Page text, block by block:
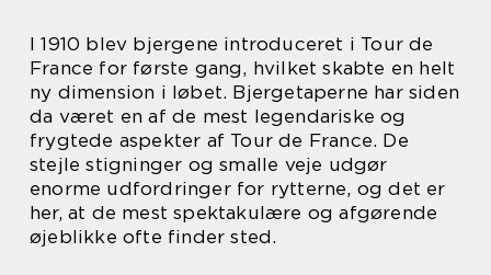
I 1910 blev bjergene introduceret i Tour de
France for første gang, hvilket skabte en helt
ny dimension i løbet. Bjergetaperne har siden
da været en af de mest legendariske og
frygtede aspekter af Tour de France. De
stejle stigninger og smalle veje udgør
enorme udfordringer for rytterne, og det er
her, at de mest spektakulære og afgørende
øjeblikke ofte finder sted.